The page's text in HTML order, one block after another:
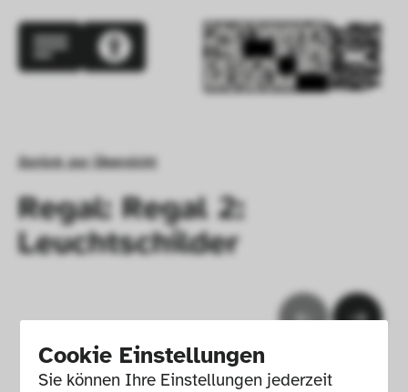
Cookie Einstellungen
Sie können Ihre Einstellungen jederzeit
Zurück zur Übersicht
Regal: Regal 2:
Leuchtschilder